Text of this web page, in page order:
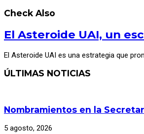
Check Also
El Asteroide UAI, un
El Asteroide UAI es una estrategia que
ÚLTIMAS NOTICIAS
Nombramientos en la
5 agosto, 2026